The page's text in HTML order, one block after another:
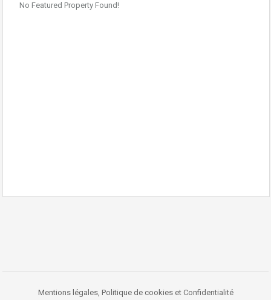
No Featured Property Found!
Mentions légales, Politique de cookies et Confidentialité